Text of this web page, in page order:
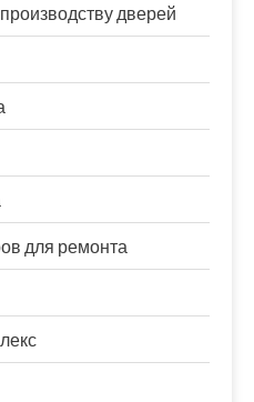
дверей
для ремонта